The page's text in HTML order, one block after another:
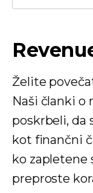
Želite
Naši članki o
poskrbeli,
kot finančni
ko zapletene
preproste